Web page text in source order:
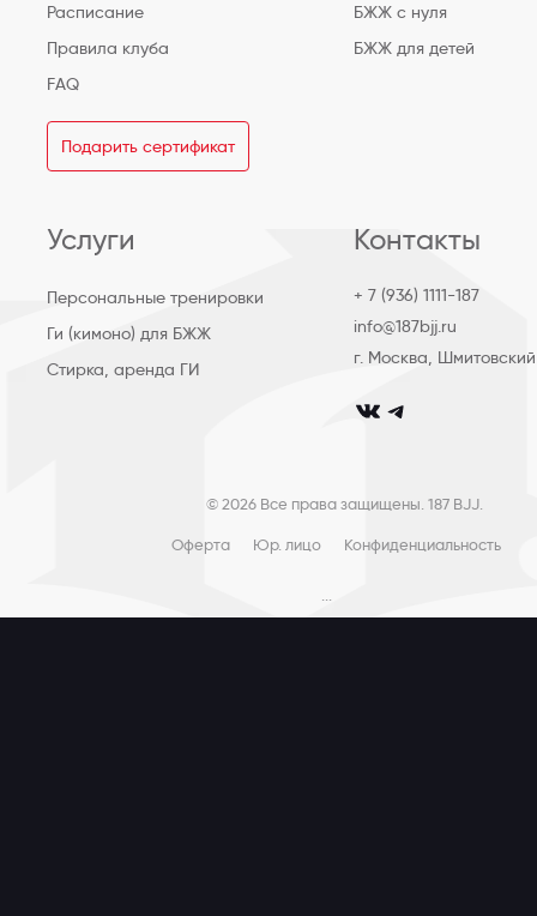
Расписание
Правила клуба
FAQ
Подарить сертификат
БЖЖ с нуля
БЖЖ для детей
Услуги
Персональные тренировки
Ги (кимоно) для БЖЖ
Стирка, аренда ГИ
Контакты
+ 7 (936) 1111-187
info@187bjj.ru
г. Москва,
club_187bjj
club187bjj
© 2026 Все права защищены. 187 BJJ.
Оферта Юр. лицо Конфиденциальность